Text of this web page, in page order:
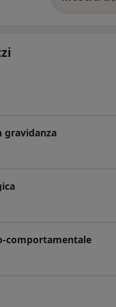
gravidanza
comportamentale